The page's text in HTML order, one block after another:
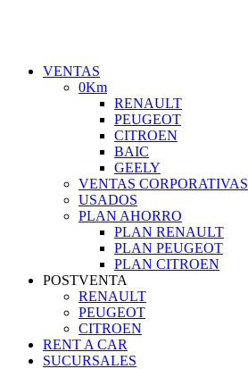
VENTAS
0Km
RENAULT
PEUGEOT
CITROEN
BAIC
GEELY
VENTAS CORPORATIVAS
USADOS
PLAN AHORRO
PLAN RENAULT
PLAN PEUGEOT
PLAN CITROEN
POSTVENTA
RENAULT
PEUGEOT
CITROEN
RENT A CAR
SUCURSALES